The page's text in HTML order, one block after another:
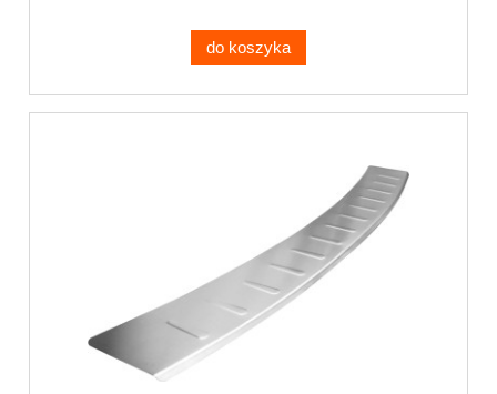
do koszyka